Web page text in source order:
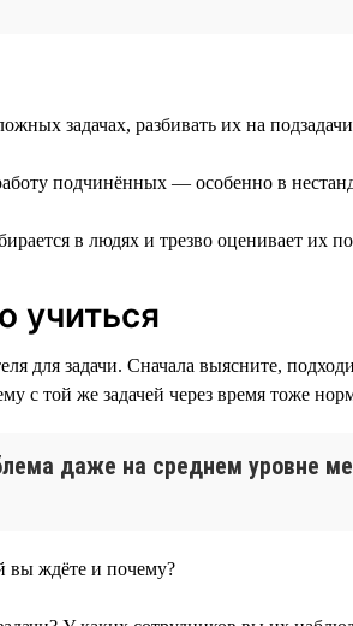
задачах, разбивать их на
подчинённых — особенно в
в людях и трезво оценивает их
учиться
для задачи. Сначала выясните,
с той же задачей через время тоже
даже на среднем уровне
ждёте и почему?